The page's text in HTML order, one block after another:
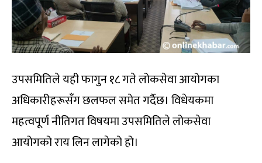
उपसमितिले यही फागुन १८ गते लोकसेवा आयोगका
अधिकारीहरूसँग छलफल समेत गर्दैछ। विधेयकमा
महत्वपूर्ण नीतिगत विषयमा उपसमितिले लोकसेवा
आयोगको राय लिन लागेको हो।